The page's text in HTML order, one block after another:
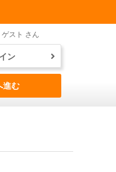
スト さん
ン
進む